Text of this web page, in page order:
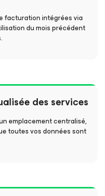
facturation intégrées via
du mois précédent
des services
emplacement centralisé,
toutes vos données sont